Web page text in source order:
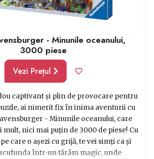
- Minunile oceanului,
3000 piese
Vezi Prețul
captivant și plin de provocare pentru
ai nimerit fix în inima aventurii cu
- Minunile oceanului, care
nici mai puțin de 3000 de piese! Cu
care o așezi cu grijă, te vei simți ca și
într-un tărâm magic, unde